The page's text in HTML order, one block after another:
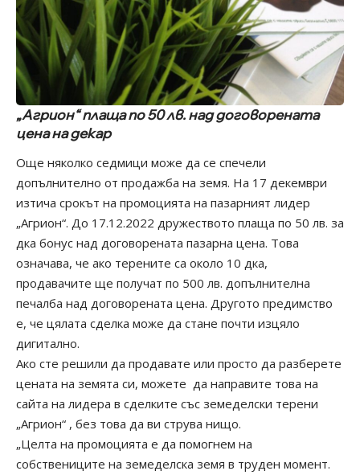
„Агрион“ плаща по 50 лв. над договорената
цена на декар
Още няколко седмици може да се спечели
допълнително от продажба на земя. На 17 декември
изтича срокът на промоцията на пазарният лидер
„Агрион“. До 17.12.2022 дружеството плаща по 50 лв. за
дка бонус над договорената пазарна цена. Това
означава, че ако терените са около 10 дка,
продавачите ще получат по 500 лв. допълнителна
печалба над договорената цена. Другото предимство
е, че цялата сделка може да стане почти изцяло
дигитално.
Ако сте решили да продавате или просто да разберете
цената на земята си, можете да направите това на
сайта на лидера в сделките със земеделски терени
„Агрион“ , без това да ви струва нищо.
„Целта на промоцията е да помогнем на
собствениците на земеделска земя в труден момент.